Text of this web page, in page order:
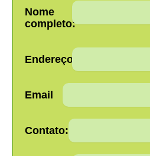
Nome
completo:
Endereço:
Email
Contato: